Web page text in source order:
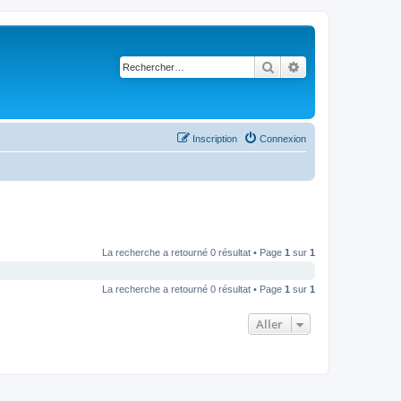
Rechercher
Connexion
Inscription
La recherche a retourné 0 résultat • Page 1 sur 1
La recherche a retourné 0 résultat • Page 1 sur 1
Aller